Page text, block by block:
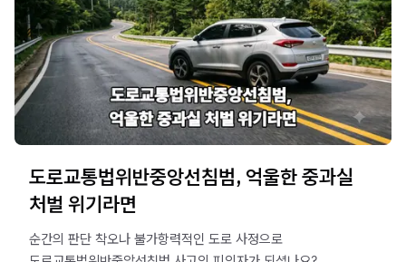
도로교통법위반중앙선침범, 억울한 중과실
처벌 위기라면
순간의 판단 착오나 불가항력적인 도로 사정으로